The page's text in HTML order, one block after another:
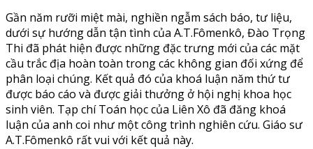
Gần năm rưỡi miệt mài, nghiền ngẫm sách báo, tư liệu,
dưới sự hướng dẫn tận tình của A.T.Fômenkô, Đào Trọng
Thi đã phát hiện được những đặc trưng mới của các mặt
cầu trắc địa hoàn toàn trong các không gian đối xứng để
phân loại chúng. Kết quả đó của khoá luận năm thứ tư
được báo cáo và được giải thưởng ở hội nghị khoa học
sinh viên. Tạp chí Toán học của Liên Xô đã đăng khoá
luận của anh coi như một công trình nghiên cứu. Giáo sư
A.T.Fômenkô rất vui với kết quả này.